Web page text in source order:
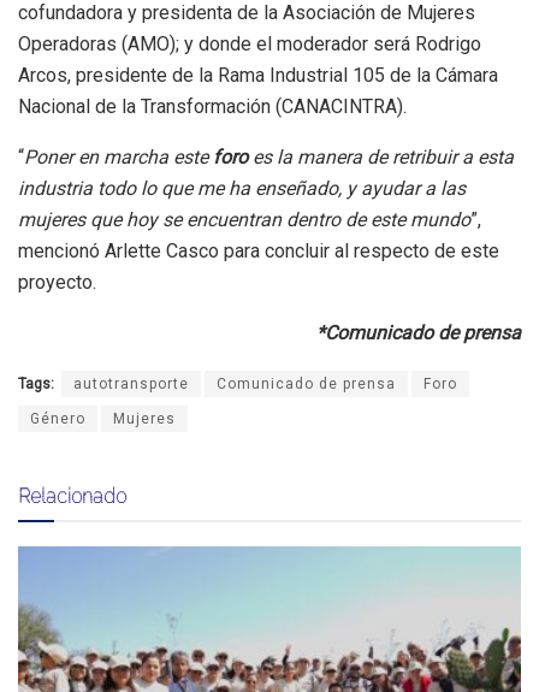
cofundadora y presidenta de la Asociación de Mujeres
Operadoras (AMO); y donde el moderador será Rodrigo
Arcos, presidente de la Rama Industrial 105 de la Cámara
Nacional de la Transformación (CANACINTRA).
“Poner en marcha esteforoes la manera de retribuir a esta
industria todo lo que me ha enseñado, y ayudar a las
mujeres que hoy se encuentran dentro de este mundo”,
mencionó Arlette Casco para concluir al respecto de este
proyecto.
*Comunicado de prensa
Tags: autotransporte Comunicado de prensa Foro
Género Mujeres
Relacionado